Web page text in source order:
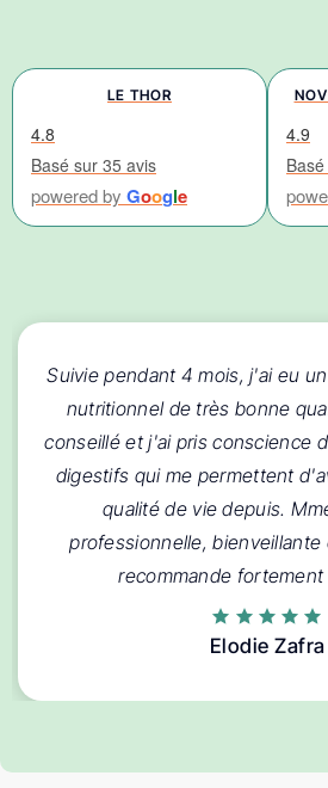
LE THOR
4.8
Basé sur 35 avis
powered by Google
4.9
Suivie pendant 4 mois, j'ai eu
nutritionnel de très bonne
conseillé et j'ai pris conscience
digestifs qui me permettent
qualité de vie depuis.
professionnelle,
recommande fortement
Elodie Zafra